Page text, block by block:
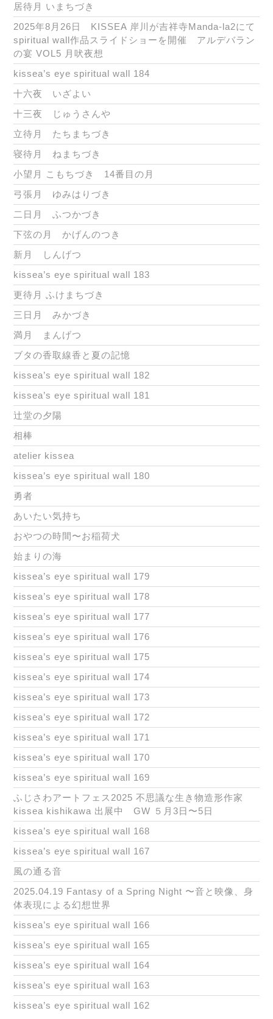
居待月 いまちづき
2025年8月26日 KISSEA 岸川が吉祥寺Manda-la2にて
spiritual wall作品スライドショーを開催 アルデバラン
の宴 VOL5 月吠夜想
kissea’s eye spiritual wall 184
十六夜 いざよい
十三夜 じゅうさんや
立待月 たちまちづき
寝待月 ねまちづき
小望月 こもちづき 14番目の月
弓張月 ゆみはりづき
二日月 ふつかづき
下弦の月 かげんのつき
新月 しんげつ
kissea’s eye spiritual wall 183
更待月 ふけまちづき
三日月 みかづき
満月 まんげつ
ブタの香取線香と夏の記憶
kissea’s eye spiritual wall 182
kissea’s eye spiritual wall 181
辻堂の夕陽
相棒
atelier kissea
kissea’s eye spiritual wall 180
勇者
あいたい気持ち
おやつの時間〜お稲荷犬
始まりの海
kissea’s eye spiritual wall 179
kissea’s eye spiritual wall 178
kissea’s eye spiritual wall 177
kissea’s eye spiritual wall 176
kissea’s eye spiritual wall 175
kissea’s eye spiritual wall 174
kissea’s eye spiritual wall 173
kissea’s eye spiritual wall 172
kissea’s eye spiritual wall 171
kissea’s eye spiritual wall 170
kissea’s eye spiritual wall 169
ふじさわアートフェス2025 不思議な生き物造形作家
kissea kishikawa 出展中 GW ５月3日〜5日
kissea’s eye spiritual wall 168
kissea’s eye spiritual wall 167
風の通る音
2025.04.19 Fantasy of a Spring Night 〜音と映像、身
体表現による幻想世界
kissea’s eye spiritual wall 166
kissea’s eye spiritual wall 165
kissea’s eye spiritual wall 164
kissea’s eye spiritual wall 163
kissea’s eye spiritual wall 162